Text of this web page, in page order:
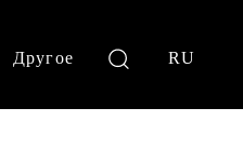
Другое RU